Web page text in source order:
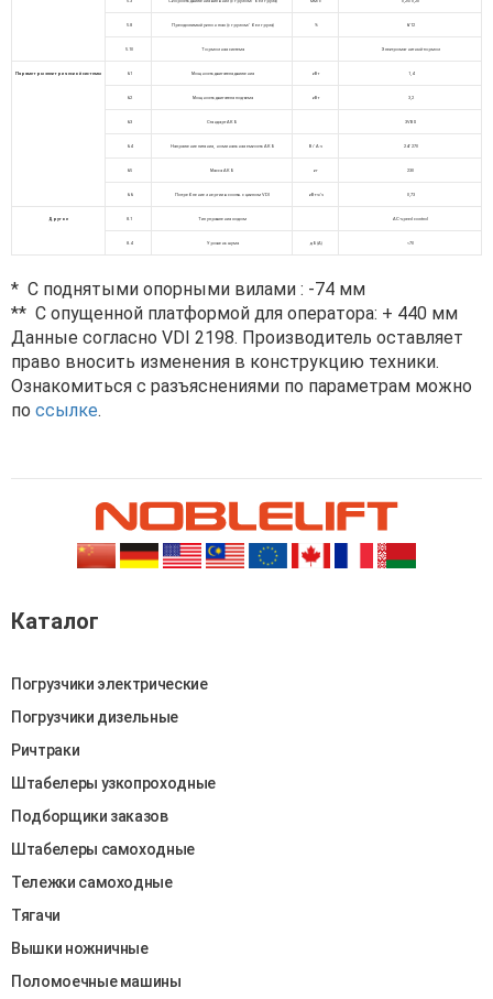
5.8 Преодолимый уклон max (с грузом/ без груза) % 6/12
5.10 Тормозная система Электромагнитный тормоз
Параметры электрической системы 6.1 Мощность двигателя движения кВт 1,4
6.2 Мощность двигателя подъема кВт 3,2
6.3 Стандарт АКБ 3VBS
6.4 Напряжение питания, номинальная емкость АКБ В/ А∙ч 24/ 270
6.5 Масса АКБ кг 230
6.6 Потребление энергии в соотв. с циклом VDI кВт∙ч/ч 0,73
Другое 8.1 Тип управления ходом AC-speed control
8.4 Уровень шума дБ(А) <70
* С поднятыми опорными вилами : -74 мм
** C опущенной платформой для оператора: + 440 мм
Данные согласно VDI 2198. Производитель оставляет
право вносить изменения в конструкцию техники.
Ознакомиться с разъяснениями по параметрам можно
по ссылке.
Каталог
Погрузчики электрические
Погрузчики дизельные
Ричтраки
Штабелеры узкопроходные
Подборщики заказов
Штабелеры самоходные
Тележки самоходные
Тягачи
Вышки ножничные
Поломоечные машины